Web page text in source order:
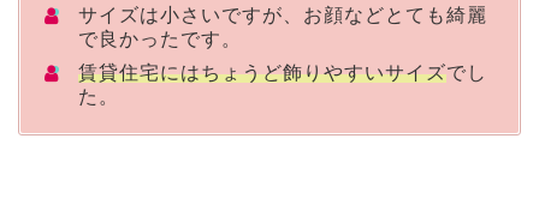
サイズは小さいですが、お顔などとても綺麗
で良かったです。
賃貸住宅にはちょうど飾りやすいサイズでし
た。